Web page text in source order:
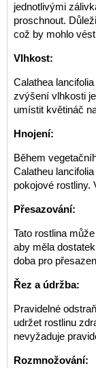
jednotlivými
proschnout.
což by mohlo
Vlhkost:
Calathea
zvýšení vlhkosti
umístit květináč
Hnojení:
Během
Calatheu
pokojové rostliny.
Přesazování:
Tato rostlina
aby měla
doba pro
Řez a údržba:
Pravidelné
udržet rostlinu
nevyžaduje
Rozmnožování: